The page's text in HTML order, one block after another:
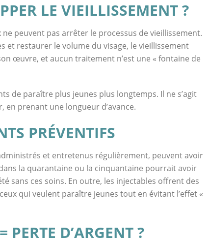
LE VIEILLISSEMENT ?
peuvent pas arrêter le processus de vieillissement.
et restaurer le volume du visage, le vieillissement
œuvre, et aucun traitement n’est une « fontaine de
de paraître plus jeunes plus longtemps. Il ne s’agit
en prenant une longueur d’avance.
PRÉVENTIFS
et entretenus régulièrement, peuvent avoir
la quarantaine ou la cinquantaine pourrait avoir
sans ces soins. En outre, les injectables offrent des
qui veulent paraître jeunes tout en évitant l’effet «
PERTE D’ARGENT ?